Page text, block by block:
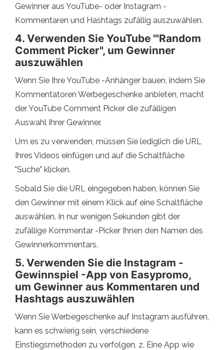
Gewinner aus YouTube- oder Instagram -
Kommentaren und Hashtags zufällig auszuwählen.
4. Verwenden Sie YouTube '"Random
Comment Picker", um Gewinner
auszuwählen
Wenn Sie Ihre YouTube -Anhänger bauen, indem Sie
Kommentatoren Werbegeschenke anbieten, macht
der YouTube Comment Picker die zufälligen
Auswahl Ihrer Gewinner.
Um es zu verwenden, müssen Sie lediglich die URL
Ihres Videos einfügen und auf die Schaltfläche
"Suche" klicken.
Sobald Sie die URL eingegeben haben, können Sie
den Gewinner mit einem Klick auf eine Schaltfläche
auswählen. In nur wenigen Sekunden gibt der
zufällige Kommentar -Picker Ihnen den Namen des
Gewinnerkommentars.
5. Verwenden Sie die Instagram -
Gewinnspiel -App von Easypromo,
um Gewinner aus Kommentaren und
Hashtags auszuwählen
Wenn Sie Werbegeschenke auf Instagram ausführen,
kann es schwierig sein, verschiedene
Einstiegsmethoden zu verfolgen, z. Eine App wie